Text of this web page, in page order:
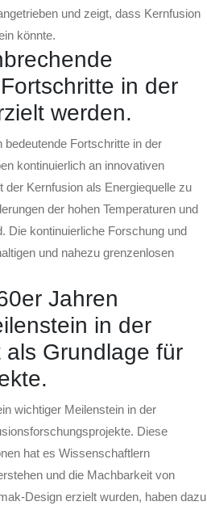
und zeigt, dass Kernfusion
könnte.
in der
werden.
Fortschritte in der
kontinuierlich an innovativen
Kernfusion als Energiequelle zu
der hohen Temperaturen und
Die kontinuierliche Forschung und
und nahezu grenzenlosen
Jahren
in der
Grundlage für
wichtiger Meilenstein in der
Diese
hat es Wissenschaftlern
und die Machbarkeit von
Design erzielt wurden, haben dazu